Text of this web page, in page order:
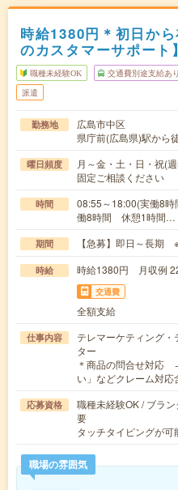
時給1380円＊初日か
のカスタマーサポート
職種未経験OK 交通費別途支給あり
派遣
勤務地
広島市中区
県庁前(広島県)駅から
曜日頻度
月～金・土・日・祝
固定ご相談ください
時間
08:55～18:00(実働8
働8時間 休憩1時間…
期間 【急募】即日～長期
時給 時給1380円 月収例
交通費
全額支給
仕事内容
テレマーケティング
ター
＊商品の問合せ対応
い」などクレーム対
応募資格
職種未経験OK / ブラ
要
タッチタイピングが
職場の雰囲気